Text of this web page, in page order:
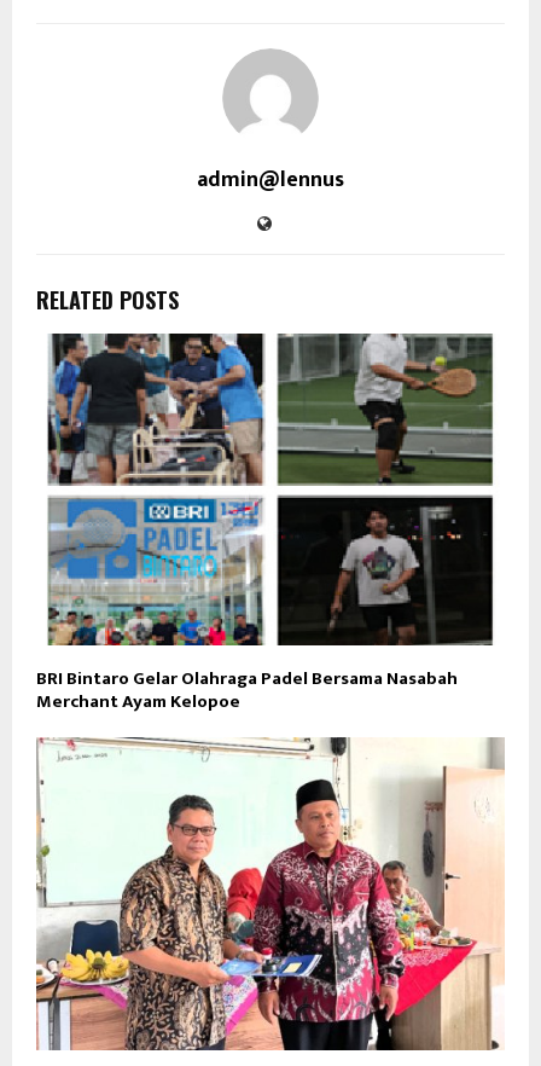
admin@lennus
RELATED POSTS
BRI Bintaro Gelar Olahraga Padel Bersama Nasabah
Merchant Ayam Kelopoe